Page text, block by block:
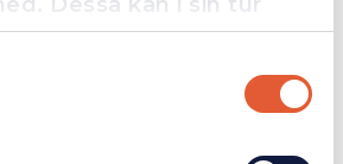
med annan
du har tillhandahållit
samlat in när du har
Exkl. moms